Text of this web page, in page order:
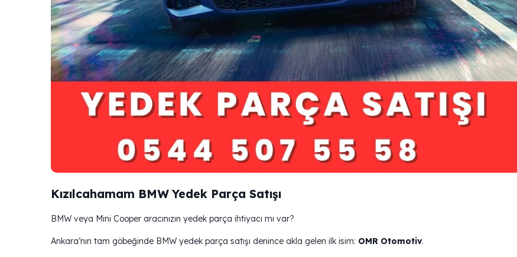
Kızılcahamam BMW Yedek Parça Satışı
BMW veya Mini Cooper aracınızın yedek parça ihtiyacı mı var?
Ankara’nın tam göbeğinde BMW yedek parça satışı denince akla gelen ilk isim: OMR Otomotiv.